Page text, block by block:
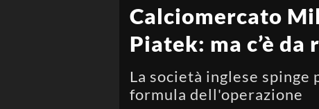
Calciomercato
Piatek: ma c’è
La società inglese spinge
formula dell'operazione